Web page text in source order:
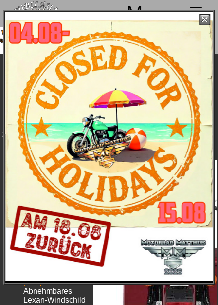
Menu
machen von 4. bis 15.08. Sommerpause
sind ab 18.08. wieder mit voller Power für
Euch da!
Road King 2009: Features
Features Daten
und
Preise
Bildergalerie
Sie hat alle Insignien, die dem König der Strasse gebühren -
inkl. modernster Technik
2009 neu:Präziseres Handling, Plus an Zuladung bei noch
mehr Fahrkomfort, mehr Platz für den Beifahrer und
minimiertem Reifenverschleiß.
(Bild)
Gummigelagerter
Twin Cam 96™
Motor mit 1.584 cm³
und Einspritzung
mit schwarzen
Zylindern und
zinnfarbener
Motorbeschichtung
und mit neuem
Isolated Drive
(Bild)Windschild:
Abnehmbares
Lexan-Windschild